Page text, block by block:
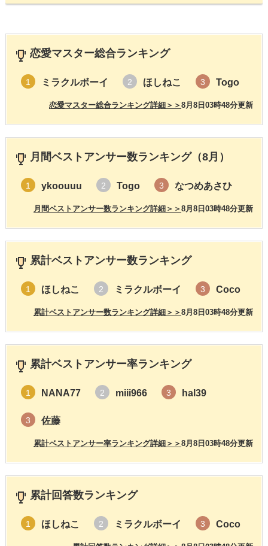
恋愛マスター総合ランキング
1 ミラクルボーイ 2 ほしねこ 3 Togo
8月8日03時48分更新
恋愛マスター総合ランキング詳細＞＞
月間ベストアンサー数ランキング（8月）
1 ykoouuu 2 Togo 3 なつめあさひ
8月8日03時48分更新
月間ベストアンサー数ランキング詳細＞＞
累計ベストアンサー数ランキング
1 ほしねこ 2 ミラクルボーイ 3 Coco
8月8日03時48分更新
累計ベストアンサー数ランキング詳細＞＞
累計ベストアンサー率ランキング
1 NANA77 2 miii966 3 hal39
3 佐藤
8月8日03時48分更新
累計ベストアンサー率ランキング詳細＞＞
累計回答数ランキング
1 ほしねこ 2 ミラクルボーイ 3 Coco